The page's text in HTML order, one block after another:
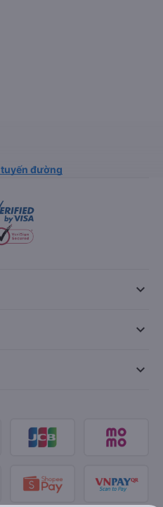
tuyến đường
keyboard_arrow_down
keyboard_arrow_down
keyboard_arrow_down